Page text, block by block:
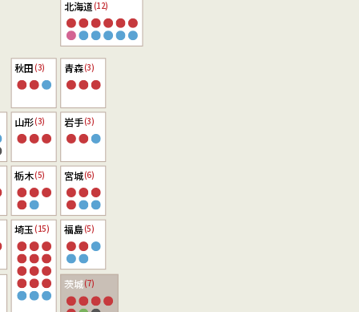
北海道(12)
青森(3)
岩手(3)
宮城(6)
福島(5)
茨城(7)
秋田(3)
山形(3)
栃木(5)
埼玉(15)